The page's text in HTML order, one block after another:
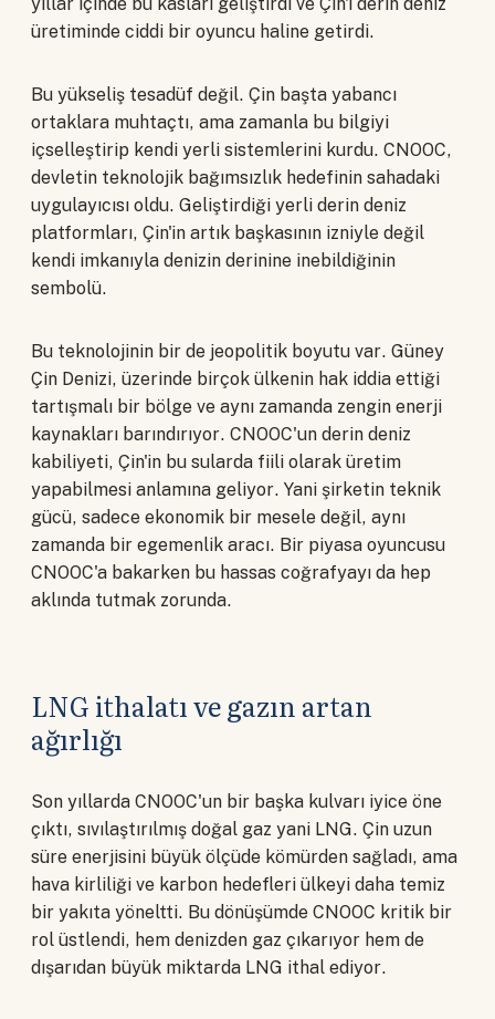
üretiminde ciddi bir oyuncu haline getirdi.
Bu yükseliş tesadüf değil. Çin başta yabancı
ortaklara muhtaçtı, ama zamanla bu bilgiyi
içselleştirip kendi yerli sistemlerini kurdu. CNOOC,
devletin teknolojik bağımsızlık hedefinin sahadaki
uygulayıcısı oldu. Geliştirdiği yerli derin deniz
platformları, Çin'in artık başkasının izniyle değil
kendi imkanıyla denizin derinine inebildiğinin
sembolü.
Bu teknolojinin bir de jeopolitik boyutu var. Güney
Çin Denizi, üzerinde birçok ülkenin hak iddia ettiği
tartışmalı bir bölge ve aynı zamanda zengin enerji
kaynakları barındırıyor. CNOOC'un derin deniz
kabiliyeti, Çin'in bu sularda fiili olarak üretim
yapabilmesi anlamına geliyor. Yani şirketin teknik
gücü, sadece ekonomik bir mesele değil, aynı
zamanda bir egemenlik aracı. Bir piyasa oyuncusu
CNOOC'a bakarken bu hassas coğrafyayı da hep
aklında tutmak zorunda.
LNG ithalatı ve gazın artan
ağırlığı
Son yıllarda CNOOC'un bir başka kulvarı iyice öne
çıktı, sıvılaştırılmış doğal gaz yani LNG. Çin uzun
süre enerjisini büyük ölçüde kömürden sağladı, ama
hava kirliliği ve karbon hedefleri ülkeyi daha temiz
bir yakıta yöneltti. Bu dönüşümde CNOOC kritik bir
rol üstlendi, hem denizden gaz çıkarıyor hem de
dışarıdan büyük miktarda LNG ithal ediyor.